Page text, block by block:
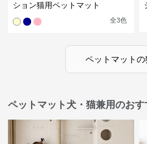
ション猫用ペットマット
全3色
ペットマットの
ペットマット犬・猫兼用のお